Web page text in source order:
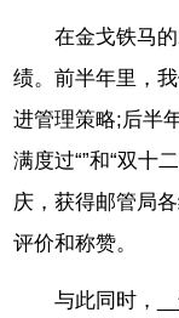
在金戈铁马
绩。前半年里，
进管理策略;后半
满度过“”和“双十
庆，获得邮管局
评价和称赞。
与此同时，